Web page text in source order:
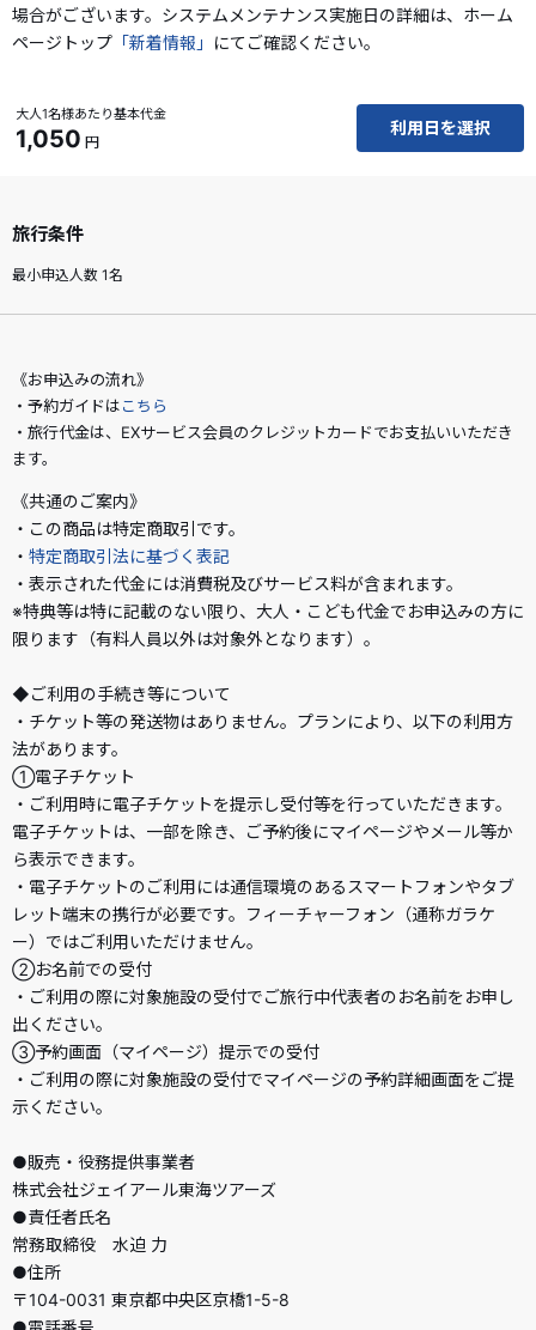
場合がございます。システムメンテナンス実施日の詳細は、ホーム
ページトップ 「新着情報」 にてご確認ください。
大人1名様あたり基本代金
1,050 円
利用日を選択
旅行条件
最小申込人数 1名
《お申込みの流れ》
・予約ガイドはこちら
・旅行代金は、EXサービス会員のクレジットカードでお支払いいただき
ます。
《共通のご案内》
・この商品は特定商取引です。
・ 特定商取引法に基づく表記
・表示された代金には消費税及びサービス料が含まれます。
※特典等は特に記載のない限り、大人・こども代金でお申込みの方に
限ります（有料人員以外は対象外となります）。
◆ご利用の手続き等について
・チケット等の発送物はありません。プランにより、以下の利用方
法があります。
①電子チケット
・ご利用時に電子チケットを提示し受付等を行っていただきます。
電子チケットは、一部を除き、ご予約後にマイページやメール等か
ら表示できます。
・電子チケットのご利用には通信環境のあるスマートフォンやタブ
レット端末の携行が必要です。フィーチャーフォン（通称ガラケ
ー）ではご利用いただけません。
②お名前での受付
・ご利用の際に対象施設の受付でご旅行中代表者のお名前をお申し
出ください。
③予約画面（マイページ）提示での受付
・ご利用の際に対象施設の受付でマイページの予約詳細画面をご提
示ください。
●販売・役務提供事業者
株式会社ジェイアール東海ツアーズ
●責任者氏名
常務取締役 水迫 力
●住所
〒104-0031 東京都中央区京橋1-5-8